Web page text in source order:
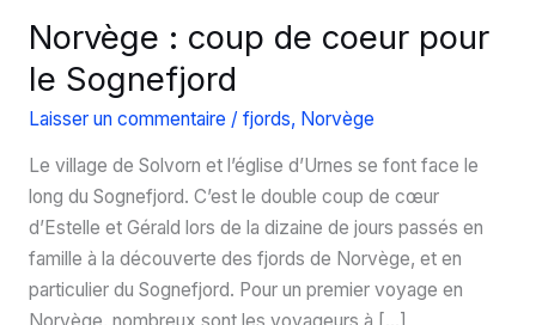
Norvège : coup de coeur pour
le Sognefjord
Laisser un commentaire / fjords, Norvège
Le village de Solvorn et l’église d’Urnes se font face le
long du Sognefjord. C’est le double coup de cœur
d’Estelle et Gérald lors de la dizaine de jours passés en
famille à la découverte des fjords de Norvège, et en
particulier du Sognefjord. Pour un premier voyage en